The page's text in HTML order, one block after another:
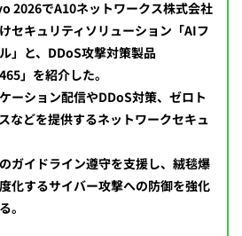
2026でA10ネットワークス株式会社
セキュリティソリューション「AIフ
」と、DDoS攻撃対策製品
」を紹介した。
ーション配信やDDoS対策、ゼロト
などを提供するネットワークセキュ
ガイドライン遵守を支援し、絨毯爆
化するサイバー攻撃への防御を強化
。